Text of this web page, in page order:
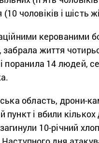
чоловіків і шість
керованими
життя
поранила 14 людей,
область, дрони-
пункт і вбили
10-річний